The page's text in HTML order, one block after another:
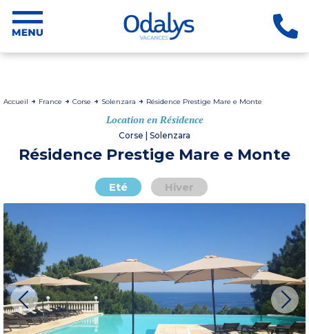
Accueil France Corse Solenzara Résidence Prestige Mare e Monte
Location en Résidence
Corse | Solenzara
Résidence Prestige Mare e Monte
Eté Hiver